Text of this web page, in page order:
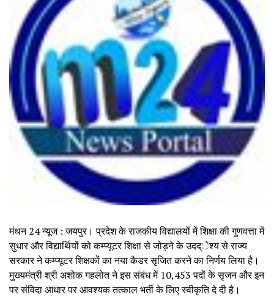
मंथन 24 न्यूज : जयपुर। प्रदेश के राजकीय विद्यालयों में शिक्षा की गुणवत्ता में
सुधार और विद्यार्थियों को कम्प्यूटर शिक्षा से जोड़ने के उदद्ेश्य से राज्य
सरकार ने कम्प्यूटर शिक्षकों का नया कैडर सृजित करने का निर्णय लिया है।
मुख्यमंत्री श्री अशोक गहलोत ने इस संबंध में 10,453 पदों के सृजन और इन
पर संविदा आधार पर आवश्यक तत्काल भर्ती के लिए स्वीकृति दे दी है।